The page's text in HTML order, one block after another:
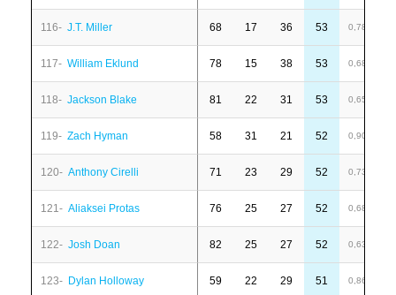
116- J.T. Miller 68 17 36 53 0,78
117- William Eklund 78 15 38 53 0,68
118- Jackson Blake 81 22 31 53 0,65
119- Zach Hyman 58 31 21 52 0,90
120- Anthony Cirelli 71 23 29 52 0,73
121- Aliaksei Protas 76 25 27 52 0,68
122- Josh Doan 82 25 27 52 0,63
123- Dylan Holloway 59 22 29 51 0,86